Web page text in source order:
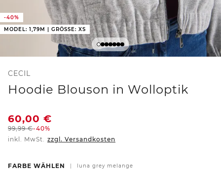
-40%
MODEL: 1,79M | GRÖSSE: XS
CECIL
Hoodie Blouson in Wolloptik
60,00 €
99,99€-40%
inkl. MwSt. zzgl. Versandkosten
FARBE WÄHLEN luna grey melange